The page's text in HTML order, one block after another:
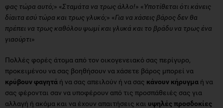
φας τώρα αυτό;» «Σταμάτα να τρως άλλο!» «Υποτίθεται ότι κάνεις
δίαιτα εσύ τώρα και τρως γλυκό;» «Για να χάσεις βάρος δεν θα
πρέπει να τρως καθόλου ψωμί και γλυκά και το βράδυ να τρως ένα
γιαούρτι»
Πολλές φορές άτομα από τον οικογενειακό σας περίγυρο,
προκειμένου να σας βοηθήσουν να χάσετε βάρος μπορεί να
κρύβουν φαγητά ή να σας απειλούν ή να σας κάνουν κήρυγμα ή να
σας φέρονται σαν να υποφέρουν από τις προσπάθειές σας για
αλλαγή ή ακόμα και να έχουν απαιτήσεις και υψηλές προσδοκίες